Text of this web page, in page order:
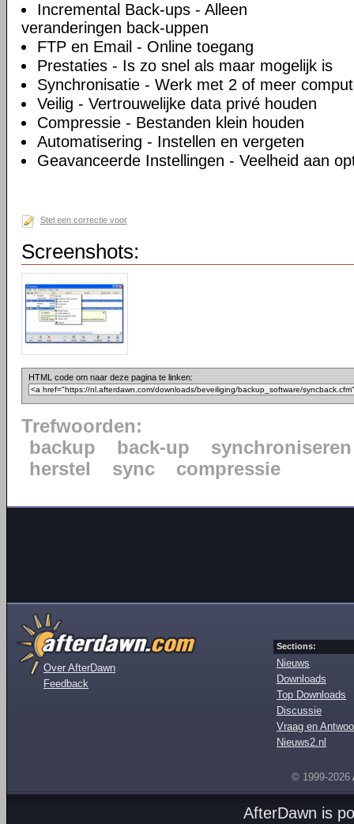
Incremental Back-ups - Alleen
veranderingen back-uppen
FTP en Email - Online toegang
Prestaties - Is zo snel als maar mogelijk is
Synchronisatie - Werk met 2 of meer
Veilig - Vertrouwelijke data privé houden
Compressie - Bestanden klein houden
Automatisering - Instellen en vergeten
Geavanceerde Instellingen - Veelheid aan
Stel een correctie voor
Screenshots:
HTML code om naar deze pagina te linken:
Trefwoorden:
backup
back-up
synchroniseren
herstel
sync compressie
Over AfterDawn
Feedback
Sections:
Nieuws
Downloads
Top Downloads
Discussie
Vraag en
Nieuws2.nl
© 1999-2026
AfterDawn is